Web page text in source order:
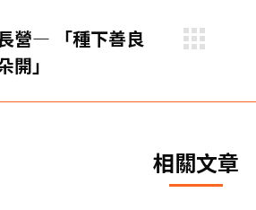
營— 「種下善良
開」
篇
章：
相關文章